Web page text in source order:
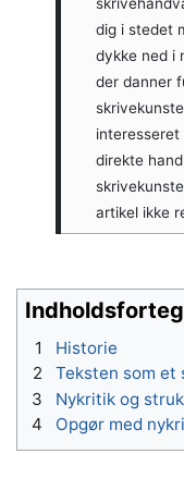
dig i stedet
dykke ned i
der danner
interesseret
direkte
artikel ikke
1
Historie
2
Teksten som et
3
Nykritik og
4
Opgør med